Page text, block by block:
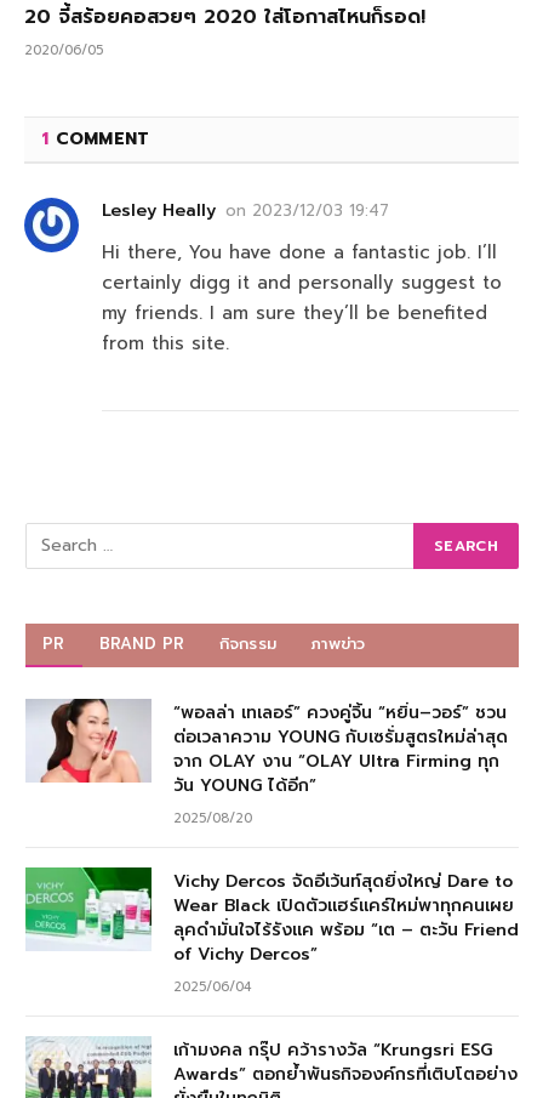
20 จี้สร้อยคอสวยๆ 2020 ใส่โอกาสไหนก็รอด!
2020/06/05
1 COMMENT
Lesley Heally on 2023/12/03 19:47
Hi there, You have done a fantastic job. I’ll
certainly digg it and personally suggest to
my friends. I am sure they’ll be benefited
from this site.
PR BRAND PR กิจกรรม ภาพข่าว
“พอลล่า เทเลอร์” ควงคู่จิ้น “หยิ่น–วอร์” ชวน
ต่อเวลาความ YOUNG กับเซรั่มสูตรใหม่ล่าสุด
จาก OLAY งาน “OLAY Ultra Firming ทุก
วัน YOUNG ได้อีก”
2025/08/20
Vichy Dercos จัดอีเว้นท์สุดยิ่งใหญ่ Dare to
Wear Black เปิดตัวแฮร์แคร์ใหม่พาทุกคนเผย
ลุคดำมั่นใจไร้รังแค พร้อม “เต – ตะวัน Friend
of Vichy Dercos”
2025/06/04
เก้ามงคล กรุ๊ป คว้ารางวัล “Krungsri ESG
Awards” ตอกย้ำพันธกิจองค์กรที่เติบโตอย่าง